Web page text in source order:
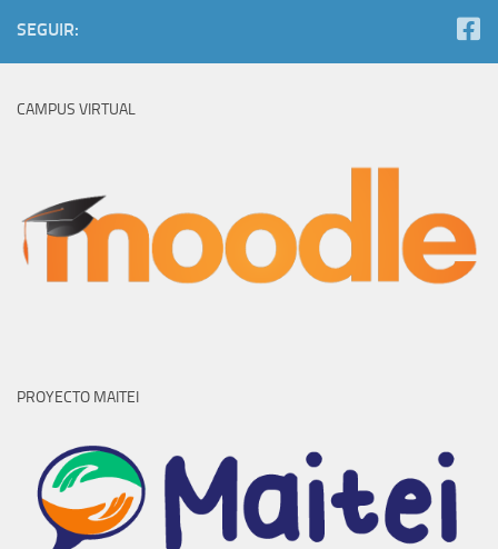
SEGUIR:
CAMPUS VIRTUAL
PROYECTO MAITEI